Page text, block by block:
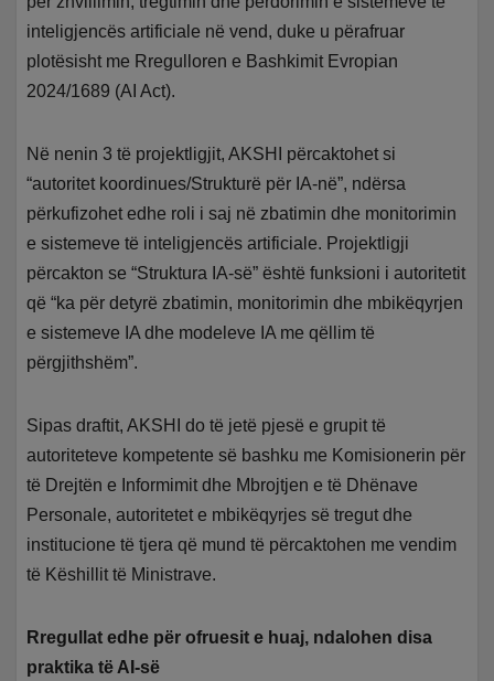
inteligjencës artificiale në vend, duke u përafruar
plotësisht me Rregulloren e Bashkimit Evropian
2024/1689 (AI Act).
Në nenin 3 të projektligjit, AKSHI përcaktohet si
“autoritet koordinues/Strukturë për IA-në”, ndërsa
përkufizohet edhe roli i saj në zbatimin dhe monitorimin
e sistemeve të inteligjencës artificiale. Projektligji
përcakton se “Struktura IA-së” është funksioni i autoritetit
që “ka për detyrë zbatimin, monitorimin dhe mbikëqyrjen
e sistemeve IA dhe modeleve IA me qëllim të
përgjithshëm”.
Sipas draftit, AKSHI do të jetë pjesë e grupit të
autoriteteve kompetente së bashku me Komisionerin për
të Drejtën e Informimit dhe Mbrojtjen e të Dhënave
Personale, autoritetet e mbikëqyrjes së tregut dhe
institucione të tjera që mund të përcaktohen me vendim
të Këshillit të Ministrave.
Rregullat edhe për ofruesit e huaj, ndalohen disa
praktika të AI-së